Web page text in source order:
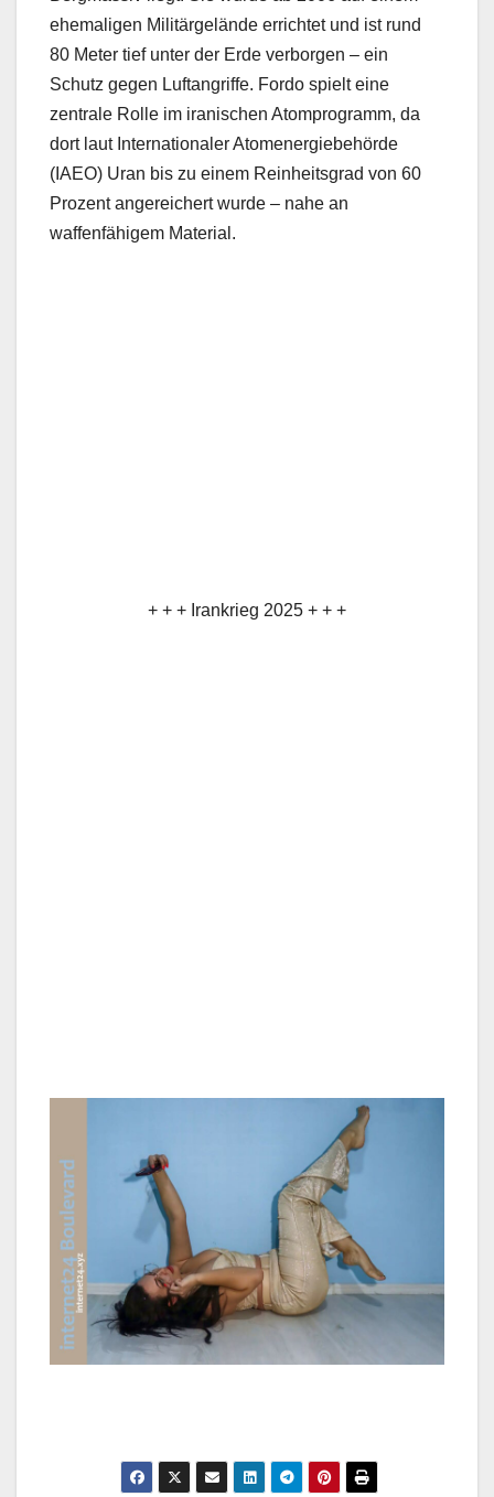
ehemaligen Militärgelände errichtet und ist rund
80 Meter tief unter der Erde verborgen – ein
Schutz gegen Luftangriffe. Fordo spielt eine
zentrale Rolle im iranischen Atomprogramm, da
dort laut Internationaler Atomenergiebehörde
(IAEO) Uran bis zu einem Reinheitsgrad von 60
Prozent angereichert wurde – nahe an
waffenfähigem Material.
+ + + Irankrieg 2025 + + +